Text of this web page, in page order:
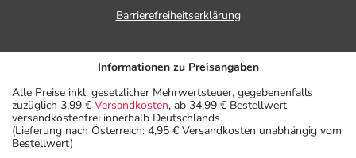
Barrierefreiheitserklärung
Informationen zu Preisangaben
Alle Preise inkl. gesetzlicher Mehrwertsteuer, gegebenenfalls
zuzüglich 3,99 € Versandkosten, ab 34,99 € Bestellwert
versandkostenfrei innerhalb Deutschlands.
(Lieferung nach Österreich: 4,95 € Versandkosten unabhängig vom
Bestellwert)